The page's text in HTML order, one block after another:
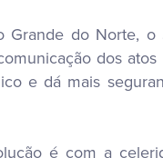
Grande do Norte,
dos
e dá mais
é com a